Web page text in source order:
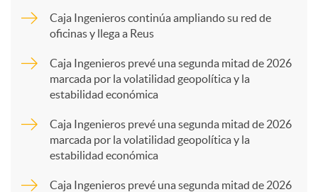
p
a
Caja Ingenieros continúa ampliando su red de
oficinas y llega a Reus
Caja Ingenieros prevé una segunda mitad de 2026
marcada por la volatilidad geopolítica y la
estabilidad económica
Caja Ingenieros prevé una segunda mitad de 2026
marcada por la volatilidad geopolítica y la
estabilidad económica
Caja Ingenieros prevé una segunda mitad de 2026